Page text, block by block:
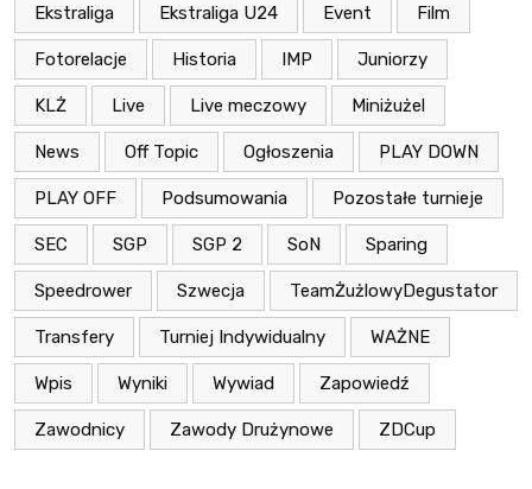
Ekstraliga Ekstraliga U24 Event Film
Fotorelacje Historia IMP Juniorzy
KLŻ Live Live meczowy Miniżużel
News Off Topic Ogłoszenia PLAY DOWN
PLAY OFF Podsumowania Pozostałe turnieje
SEC SGP SGP 2 SoN Sparing
Speedrower Szwecja TeamŻużlowyDegustator
Transfery Turniej Indywidualny WAŻNE
Wpis Wyniki Wywiad Zapowiedź
Zawodnicy Zawody Drużynowe ZDCup